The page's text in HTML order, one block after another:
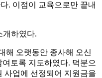
. 이점이 교육으로만 끝내
개하였다.
해 오랫동안 종사해 오신
토록 지도하였다. 덕분으
사업에 선정되어 지원금을